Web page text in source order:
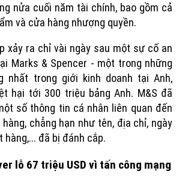
nửa cuối năm tài chính, bao gồm cả
và cửa hàng nhượng quyền.
xảy ra chỉ vài ngày sau một sự cố an
Marks & Spencer - một trong những
nhất trong giới kinh doanh tại Anh,
hại tới 300 triệu bảng Anh. M&S đã
số thông tin cá nhân liên quan đến
chẳng hạn như tên, địa chỉ, ngày
đã bị đánh cắp.
lỗ 67 triệu USD vì tấn công mạng